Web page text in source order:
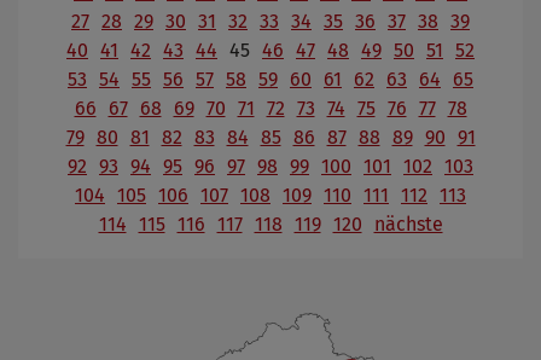
27 28 29 30 31 32 33 34 35 36 37 38 39
40 41 42 43 44 45 46 47 48 49 50 51
52
53 54 55 56 57 58 59 60 61 62 63 64
65
66
67 68 69 70 71 72 73 74 75 76 77 78
79 80 81 82 83 84 85 86 87 88 89 90 91
92 93 94 95 96 97 98 99 100 101 102 103
104 105 106 107 108 109 110 111 112 113
114 115 116 117 118 119 120 nächste